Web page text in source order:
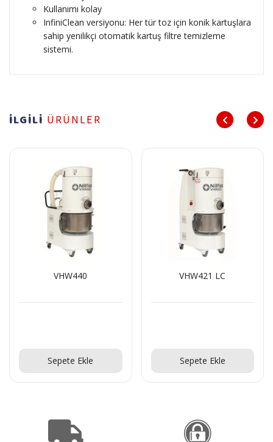
Kullanımı kolay
InfiniClean versiyonu: Her tür toz için konik kartuşlara
sahip yenilikçi otomatik kartuş filtre temizleme
sistemi.
İLGİLİ ÜRÜNLER
VHW440
Sepete Ekle
VHW421 LC
Sepete Ekle